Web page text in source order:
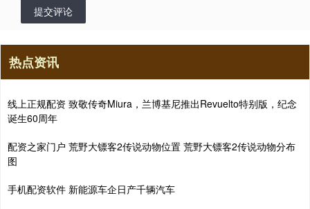
提交评论
热点资讯
线上正规配资 致敬传奇Miura，兰博基尼推出Revuelto特别版，纪念
诞生60周年
配资之家门户 荒野大镖客2传说动物位置 荒野大镖客2传说动物分布
图
手机配资软件 新能源车企日产千辆汽车